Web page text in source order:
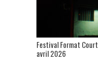
Festival Format
avril 2026